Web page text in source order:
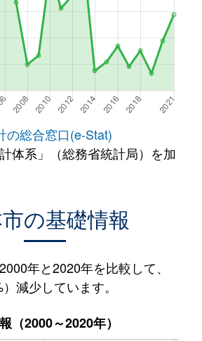
の総合窓口(e-Stat)
体系」（総務省統計局）を加
の基礎情報
年と2020年を比較して、
減少しています。
（2000～2020年）